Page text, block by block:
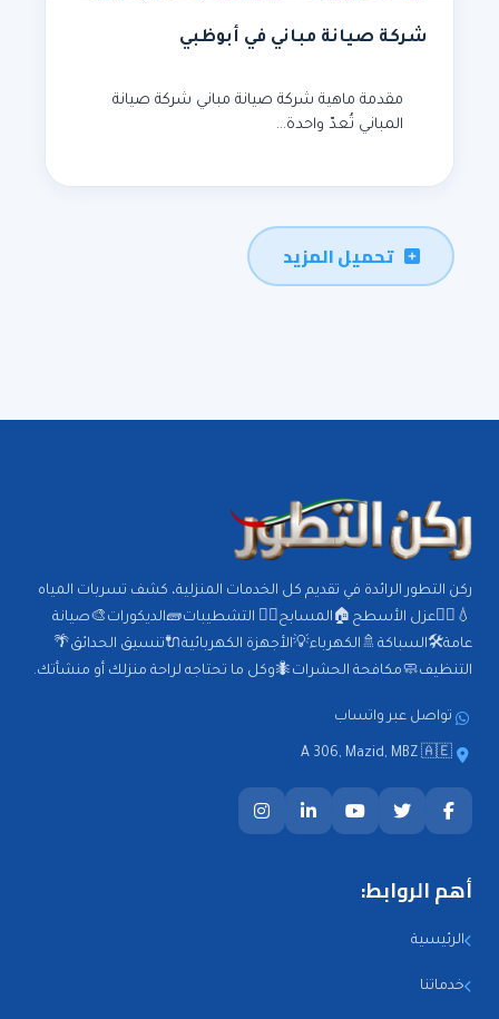
شركة صيانة مباني في أبوظبي
مقدمة ماهية شركة صيانة مباني شركة صيانة
المباني تُعدّ واحدة…
تحميل المزيد
ركن التطور الرائدة في تقديم كل الخدمات المنزلية، كشف تسربات المياه
💧🕵️‍♂️عزل الأسطح🏠المسابح🏊‍♂️ التشطيبات🧱الديكورات🎨صيانة
عامة🛠️السباكة🚿الكهرباء💡الأجهزة الكهربائية🔌تنسيق الحدائق🌴
التنظيف🧼مكافحة الحشرات🐜وكل ما تحتاجه لراحة منزلك أو منشأتك.
تواصل عبر واتساب
A 306, Mazid, MBZ 🇦🇪
أهم الروابط:
الرئيسية
خدماتنا